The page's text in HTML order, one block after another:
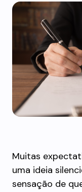
Muitas
uma ideia
sensação de